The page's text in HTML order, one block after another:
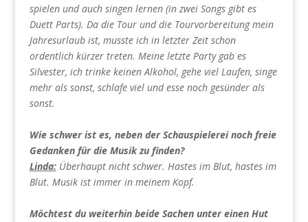
spielen und auch singen lernen (in zwei Songs gibt es
Duett Parts). Da die Tour und die Tourvorbereitung mein
Jahresurlaub ist, musste ich in letzter Zeit schon
ordentlich kürzer treten. Meine letzte Party gab es
Silvester, ich trinke keinen Alkohol, gehe viel Laufen, singe
mehr als sonst, schlafe viel und esse noch gesünder als
sonst.
Wie schwer ist es, neben der Schauspielerei noch freie
Gedanken für die Musik zu finden?
Linda:Überhaupt nicht schwer. Hastes im Blut, hastes im
Blut. Musik ist immer in meinem Kopf.
Möchtest du weiterhin beide Sachen unter einen Hut